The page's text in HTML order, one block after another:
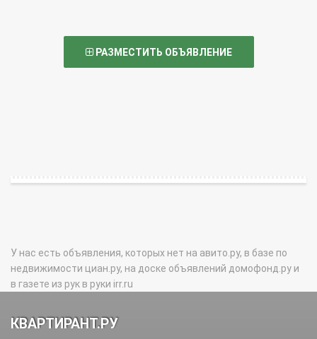
РАЗМЕСТИТЬ ОБЪЯВЛЕНИЕ
У нас есть объявления, которых нет на авито.ру, в базе по
недвижимости циан.ру, на доске объявлений домофонд.ру и
в газете из рук в руки irr.ru
КВАРТИРАНТ.РУ